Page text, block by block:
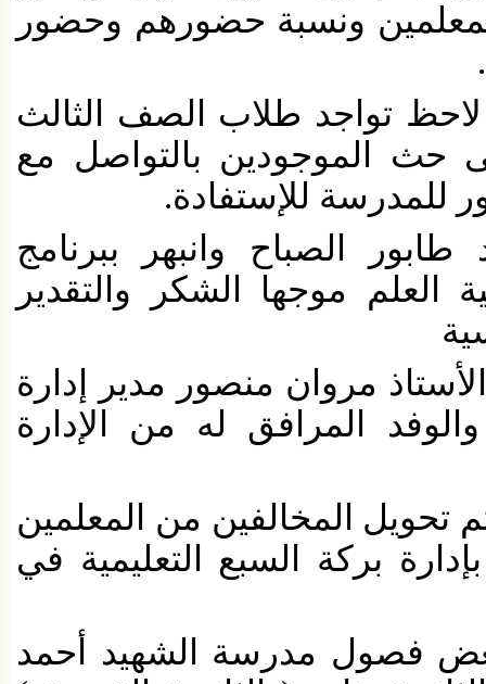
ونسبة حضورهم وحضور
تواجد طلاب الصف الثالث
الموجودين بالتواصل مع
للإستفادة.
الصباح وانبهر ببرنامج
موجها الشكر والتقدير
مروان منصور مدير إدارة
المرافق له من الإدارة
المخالفين من المعلمين
بركة السبع التعليمية في
فصول مدرسة الشهيد أحمد